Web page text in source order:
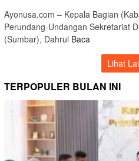
Ayonusa.com – Kepala Bagian
Perundang-Undangan Sekretariat
(Sumbar), Dahrul Baca
Lihat
TERPOPULER BULAN INI